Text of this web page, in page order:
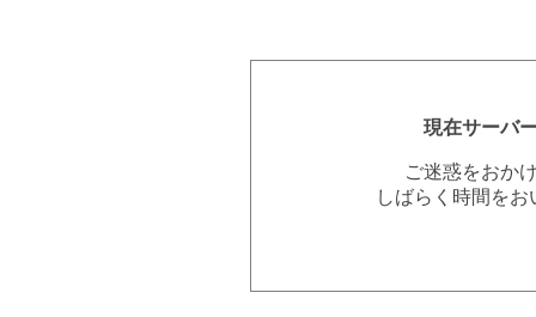
現在サーバ
ご迷惑をおか
しばらく時間を